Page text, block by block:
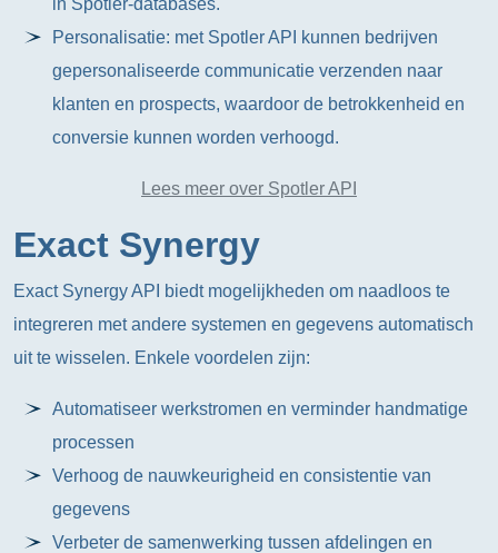
in Spotler-databases.
Personalisatie: met Spotler API kunnen bedrijven
gepersonaliseerde communicatie verzenden naar
klanten en prospects, waardoor de betrokkenheid en
conversie kunnen worden verhoogd.
Lees meer over Spotler API
Exact Synergy
Exact Synergy API biedt mogelijkheden om naadloos te
integreren met andere systemen en gegevens automatisch
uit te wisselen. Enkele voordelen zijn:
Automatiseer werkstromen en verminder handmatige
processen
Verhoog de nauwkeurigheid en consistentie van
gegevens
Verbeter de samenwerking tussen afdelingen en